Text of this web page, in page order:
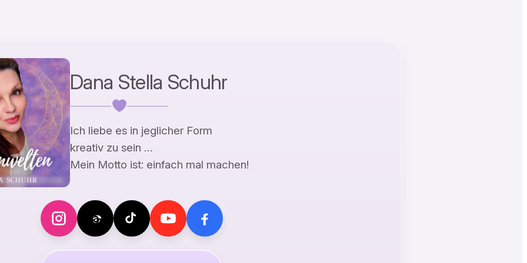
Dana Stella Schuhr
Ich liebe es in jeglicher Form
kreativ zu sein …
Mein Motto ist: einfach mal machen!